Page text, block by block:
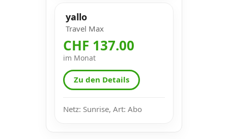
yallo
Travel Max
CHF 137.00
im Monat
Zu den Details
Netz: Sunrise, Art: Abo